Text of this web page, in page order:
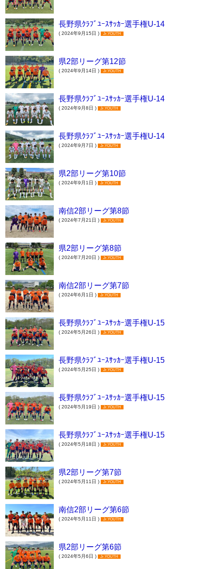
長野県ｸﾗﾌﾞﾕｰｽｻｯｶｰ選手権U-14
( 2024年9月15日 ) Jr.YOUTH
県2部リーグ第12節
( 2024年9月14日 ) Jr.YOUTH
長野県ｸﾗﾌﾞﾕｰｽｻｯｶｰ選手権U-14
( 2024年9月8日 ) Jr.YOUTH
長野県ｸﾗﾌﾞﾕｰｽｻｯｶｰ選手権U-14
( 2024年9月7日 ) Jr.YOUTH
県2部リーグ第10節
( 2024年9月1日 ) Jr.YOUTH
南信2部リーグ第8節
( 2024年7月21日 ) Jr.YOUTH
県2部リーグ第8節
( 2024年7月20日 ) Jr.YOUTH
南信2部リーグ第7節
( 2024年6月1日 ) Jr.YOUTH
長野県ｸﾗﾌﾞﾕｰｽｻｯｶｰ選手権U-15
( 2024年5月26日 ) Jr.YOUTH
長野県ｸﾗﾌﾞﾕｰｽｻｯｶｰ選手権U-15
( 2024年5月25日 ) Jr.YOUTH
長野県ｸﾗﾌﾞﾕｰｽｻｯｶｰ選手権U-15
( 2024年5月19日 ) Jr.YOUTH
長野県ｸﾗﾌﾞﾕｰｽｻｯｶｰ選手権U-15
( 2024年5月18日 ) Jr.YOUTH
県2部リーグ第7節
( 2024年5月11日 ) Jr.YOUTH
南信2部リーグ第6節
( 2024年5月11日 ) Jr.YOUTH
県2部リーグ第6節
( 2024年5月6日 ) Jr.YOUTH